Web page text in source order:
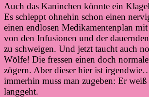
Auch das Kaninchen könnte ein
Es schleppt ohnehin schon einen
einen endlosen Medikamentenplan
von den Infusionen und der
zu schweigen. Und jetzt taucht auch
Wölfe! Die fressen einen doch
zögern. Aber dieser hier ist
immerhin muss man zugeben: Er weiß
langgeht.